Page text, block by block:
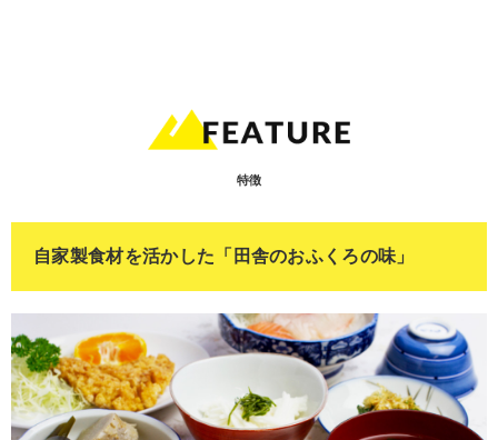
特徴
自家製食材を活かした「田舎のおふくろの味」